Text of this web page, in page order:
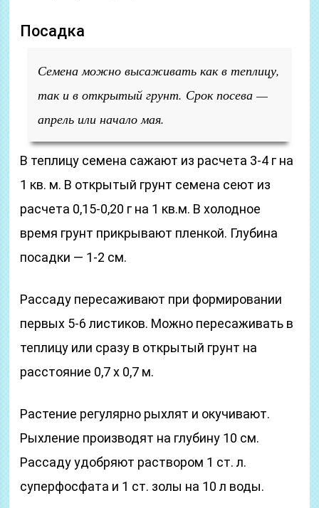
Посадка
Семена можно высаживать как в теплицу,
так и в открытый грунт. Срок посева —
апрель или начало мая.
В теплицу семена сажают из расчета 3-4 г на
1 кв. м. В открытый грунт семена сеют из
расчета 0,15-0,20 г на 1 кв.м. В холодное
время грунт прикрывают пленкой. Глубина
посадки — 1-2 см.
Рассаду пересаживают при формировании
первых 5-6 листиков. Можно пересаживать в
теплицу или сразу в открытый грунт на
расстояние 0,7 х 0,7 м.
Растение регулярно рыхлят и окучивают.
Рыхление производят на глубину 10 см.
Рассаду удобряют раствором 1 ст. л.
суперфосфата и 1 ст. золы на 10 л воды.